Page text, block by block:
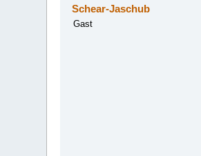
Schear-Jaschub
Gast